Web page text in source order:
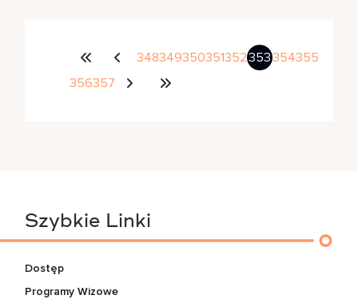
348349350351352353354355
356357
Szybkie Linki
Dostęp
Programy Wizowe